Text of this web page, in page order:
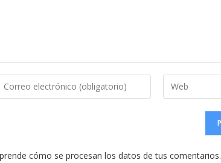
Introduce
Introduce
la
web
cómo se procesan los datos de tus comentarios.